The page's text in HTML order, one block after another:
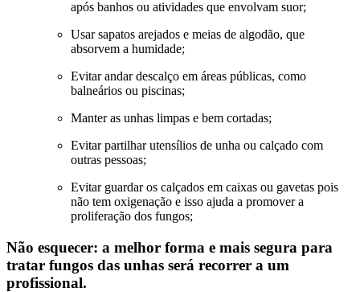
após banhos ou atividades que envolvam suor;
Usar sapatos arejados e meias de algodão, que
absorvem a humidade;
Evitar andar descalço em áreas públicas, como
balneários ou piscinas;
Manter as unhas limpas e bem cortadas;
Evitar partilhar utensílios de unha ou calçado com
outras pessoas;
Evitar guardar os calçados em caixas ou gavetas pois
não tem oxigenação e isso ajuda a promover a
proliferação dos fungos;
Não esquecer: a melhor forma e mais segura para
tratar fungos das unhas será recorrer a um
profissional.